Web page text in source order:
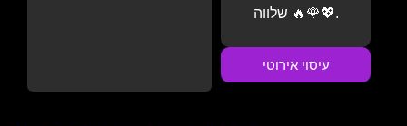
שלווה 🔥🌹💖.
עיסוי אירוטי